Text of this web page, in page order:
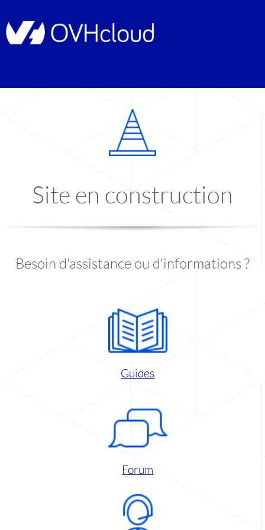
Site en construction
Besoin d'assistance ou d'informations ?
Guides
Forum